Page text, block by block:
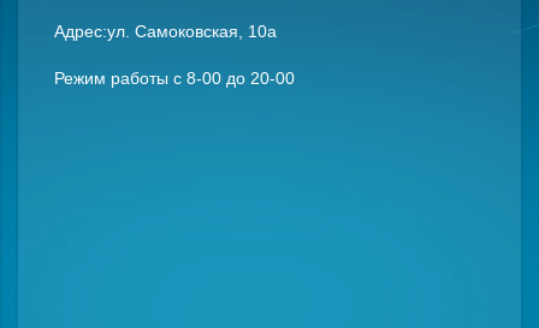
Адрес:ул. Самоковская, 10а
Режим работы с 8-00 до 20-00